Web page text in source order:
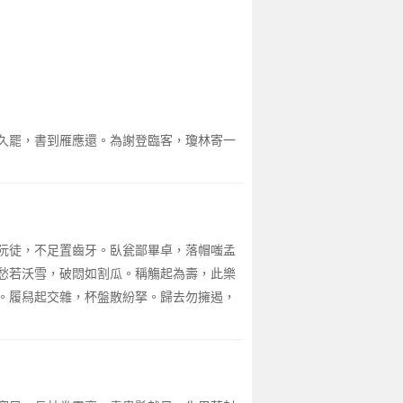
罷，書到雁應還。為謝登臨客，瓊林寄一
徒，不足置齒牙。臥瓮鄙畢卓，落帽嗤孟
若沃雪，破悶如割瓜。稱觴起為壽，此樂
舄起交雜，杯盤散紛拏。歸去勿擁遏，